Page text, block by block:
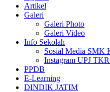
Artikel
Galeri
Galeri Photo
Galeri Video
Info Sekolah
Sosial Media SMK
Instagram UPJ
PPDB
E-Learning
DINDIK JATIM